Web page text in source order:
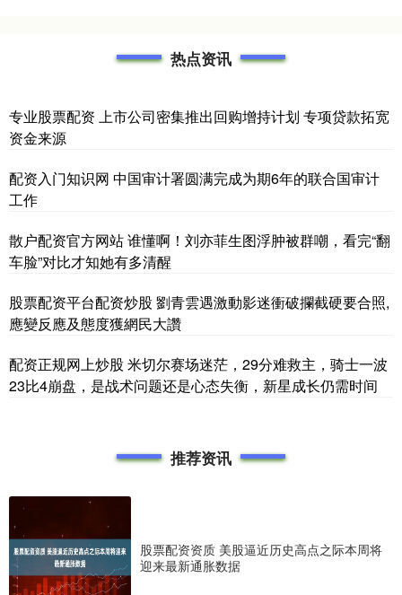
热点资讯
专业股票配资 上市公司密集推出回购增持计划 专项贷款拓宽
资金来源
配资入门知识网 中国审计署圆满完成为期6年的联合国审计
工作
散户配资官方网站 谁懂啊！刘亦菲生图浮肿被群嘲，看完“翻
车脸”对比才知她有多清醒
股票配资平台配资炒股 劉青雲遇激動影迷衝破攔截硬要合照,
應變反應及態度獲網民大讚
配资正规网上炒股 米切尔赛场迷茫，29分难救主，骑士一波
23比4崩盘，是战术问题还是心态失衡，新星成长仍需时间
推荐资讯
股票配资资质 美股逼近历史高点之际本周将
迎来最新通胀数据